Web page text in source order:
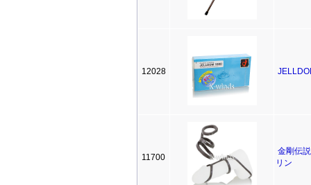
12028
11700
金剛伝
リン